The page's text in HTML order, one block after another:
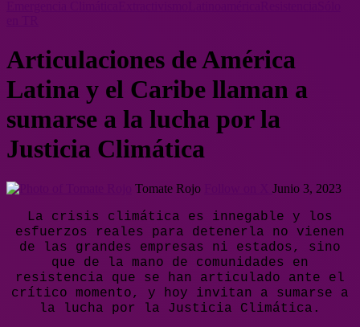
Articulaciones de América
Latina y el Caribe llaman a
sumarse a la lucha por la
Justicia Climática
Tomate Rojo Junio 3, 2023
La crisis climática es innegable y los
esfuerzos reales para detenerla no vienen
de las grandes empresas ni estados, sino
que de la mano de comunidades en
resistencia que se han articulado ante el
crítico momento, y hoy invitan a sumarse a
la lucha por la Justicia Climática.